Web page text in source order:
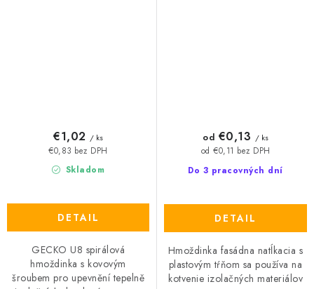
Skladom
€0,83 bez DPH
€1,02 / ks
DETAIL
GECKO U8 spirálová
hmoždinka s kovovým
šroubem pro upevnění tepelně
Do 3 pracovných dní
od €0,11 bez DPH
od €0,13 / ks
DETAIL
Hmoždinka fasádna natĺkacia s
plastovým tŕňom sa používa na
kotvenie izolačných materiálov